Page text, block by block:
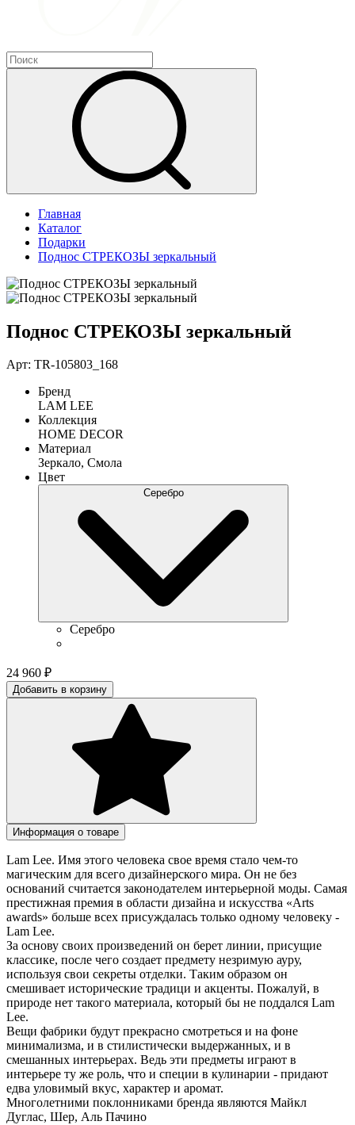
Главная
Каталог
Подарки
Поднос СТРЕКОЗЫ зеркальный
Поднос СТРЕКОЗЫ зеркальный
Арт: TR-105803_168
Бренд
LAM LEE
Коллекция
HOME DECOR
Материал
Зеркало, Смола
Цвет
Серебро
Серебро
24 960 ₽
Добавить в корзину
Информация о товаре
Lam Lee. Имя этого человека свое время стало чем-то
магическим для всего дизайнерского мира. Он не без
оснований считается законодателем интерьерной моды. Самая
престижная премия в области дизайна и искусства «Arts
awards» больше всех присуждалась только одному человеку -
Lam Lee.
За основу своих произведений он берет линии, присущие
классике, после чего создает предмету незримую ауру,
используя свои секреты отделки. Таким образом он
смешивает исторические традици и акценты. Пожалуй, в
природе нет такого материала, который бы не поддался Lam
Lee.
Вещи фабрики будут прекрасно смотреться и на фоне
минимализма, и в стилистически выдержанных, и в
смешанных интерьерах. Ведь эти предметы играют в
интерьере ту же роль, что и специи в кулинарии - придают
едва уловимый вкус, характер и аромат.
Многолетними поклонниками бренда являются Майкл
Дуглас, Шер, Аль Пачино